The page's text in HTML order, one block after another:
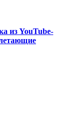
из YouTube-